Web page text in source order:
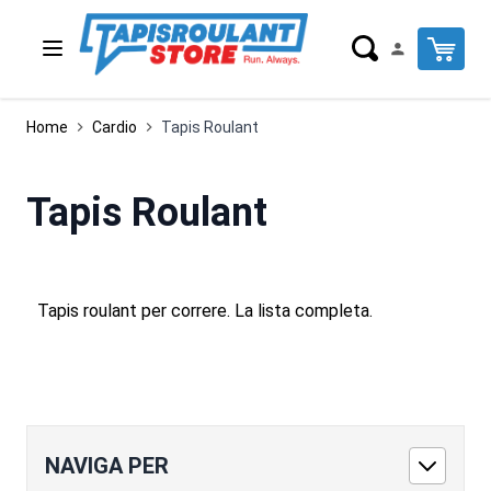
Salta al contenuto
Cart
Home Cardio Tapis Roulant
Tapis Roulant
Tapis roulant per correre. La lista completa.
NAVIGA PER